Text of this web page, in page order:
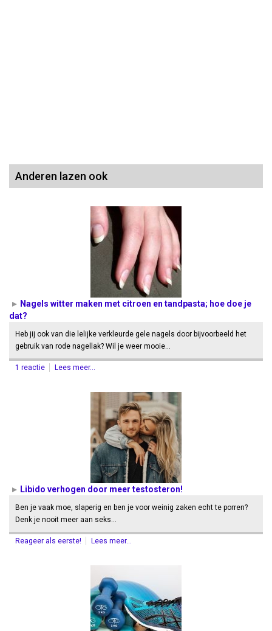
Anderen lazen ook
Nagels witter maken met citroen en tandpasta; hoe doe je
dat?
Heb jij ook van die lelijke verkleurde gele nagels door bijvoorbeeld het
gebruik van rode nagellak? Wil je weer mooie…
1 reactie Lees meer...
Libido verhogen door meer testosteron!
Ben je vaak moe, slaperig en ben je voor weinig zaken echt te porren?
Denk je nooit meer aan seks…
Reageer als eerste! Lees meer...